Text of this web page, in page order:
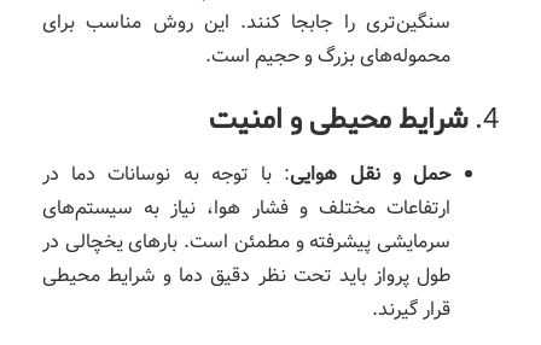
سنگین‌تری را جابجا کنند. این روش مناسب برای
محموله‌های بزرگ و حجیم است.
4. شرایط محیطی و امنیت
حمل و نقل هوایی: با توجه به نوسانات دما در
ارتفاعات مختلف و فشار هوا، نیاز به سیستم‌های
سرمایشی پیشرفته و مطمئن است. بارهای یخچالی در
طول پرواز باید تحت نظر دقیق دما و شرایط محیطی
قرار گیرند.